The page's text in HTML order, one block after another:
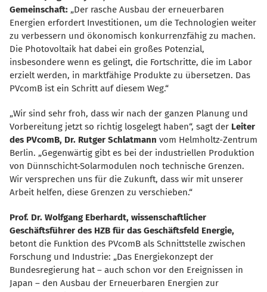
Gemeinschaft: Der rasche Ausbau der erneuerbaren
Energien erfordert Investitionen, um die Technologien weiter
zu verbessern und ökonomisch konkurrenzfähig zu machen.
Die Photovoltaik hat dabei ein großes Potenzial,
insbesondere wenn es gelingt, die Fortschritte, die im Labor
erzielt werden, in marktfähige Produkte zu übersetzen. Das
PVcomB ist ein Schritt auf diesem Weg.“
Wir sind sehr froh, dass wir nach der ganzen Planung und
Vorbereitung jetzt so richtig losgelegt haben“, sagt der Leiter
des PVcomB, Dr. Rutger Schlatmann vom Helmholtz-Zentrum
Berlin. „Gegenwärtig gibt es bei der industriellen Produktion
von Dünnschicht-Solarmodulen noch technische Grenzen.
Wir versprechen uns für die Zukunft, dass wir mit unserer
Arbeit helfen, diese Grenzen zu verschieben.“
Prof. Dr. Wolfgang Eberhardt, wissenschaftlicher
Geschäftsführer des HZB für das Geschäftsfeld Energie,
betont die Funktion des PVcomB als Schnittstelle zwischen
Forschung und Industrie: „Das Energiekonzept der
Bundesregierung hat – auch schon vor den Ereignissen in
Japan – den Ausbau der Erneuerbaren Energien zur